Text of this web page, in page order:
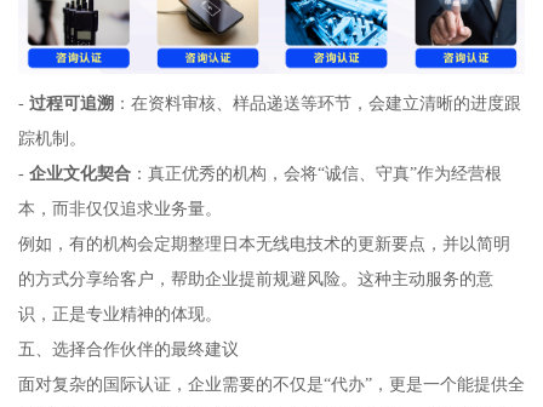
- 过程可追溯 ：在资料审核、样品递送等环节，会建立清晰的进度跟
踪机制。
- 企业文化契合：真正优秀的机构，会将“诚信、守真”作为经营根
本，而非仅仅追求业务量。
例如，有的机构会定期整理日本无线电技术的更新要点，并以简明
的方式分享给客户，帮助企业提前规避风险。这种主动服务的意
识，正是专业精神的体现。
五、选择合作伙伴的最终建议
面对复杂的国际认证，企业需要的不仅是“代办”，更是一个能提供全